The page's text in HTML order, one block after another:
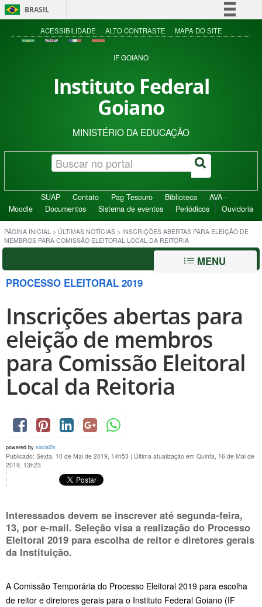
BRASIL
Simplifique!
Acesso à informação
ACESSIBILIDADE ALTO CONTRASTE MAPA DO SITE
IF GOIANO
Instituto Federal
Goiano
MINISTÉRIO DA EDUCAÇÃO
SUAP Contato Pag Tesouro Biblioteca
AVA -
Moodle
Documentos Sistema de eventos Periódicos Ouvidoria
PÁGINA INICIAL > ÚLTIMAS NOTÍCIAS > INSCRIÇÕES ABERTAS PARA ELEIÇÃO DE
MEMBROS PARA COMISSÃO ELEITORAL LOCAL DA REITORIA
MENU
PROCESSO ELEITORAL 2019
Inscrições abertas para
eleição de membros
para Comissão Eleitoral
Local da Reitoria
powered by social2s
Publicado: Sexta, 10 de Mai de 2019, 14h53 | Última atualização em Quinta, 16 de Mai de
2019, 13h23
Interessados devem se inscrever até segunda-feira,
13, por e-mail. Seleção visa a realização do Processo
Eleitoral 2019 para escolha de reitor e diretores gerais
da Instituição.
A Comissão Temporária do Processo Eleitoral 2019 para escolha
de reitor e diretores gerais para o Instituto Federal Goiano (IF